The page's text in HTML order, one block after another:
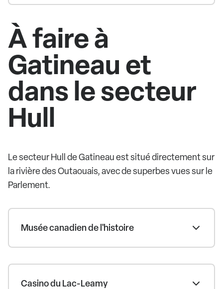
À faire à
Gatineau et
dans le secteur
Hull
Le secteur Hull de Gatineau est situé directement sur
la rivière des Outaouais, avec de superbes vues sur le
Parlement.
Musée canadien de l'histoire
Casino du Lac-Leamy